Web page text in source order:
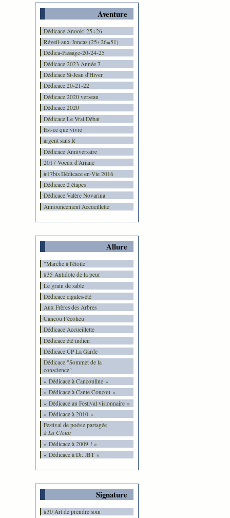
Aventure
Dédicace Anooki 25+26
Réveil-aux-Joncas (25+26=51)
Dédica-Passage-20-24-25
Dédicace 2023 Année 7
Dédicace St-Jean d'Hiver
Dédicace 20-21-22
Dédicace 2020 verseau
Dédicace 2020
Dédicace Le Vrai Débat
Est-ce que vivre
argent sans R
Dédicace Anniversaire
2017 Voeux d'Ariane
#17bis Dédicace en-Vie 2016
Dédicace 2 étapes
Dédicace Valère Novarina
Announcement Accueillette
Allure
"Marche à l'étoile"
#35 Antidote de la peur
Le grain de sable
Dédicace cigales-été
Aux Frères des Arbres
Cancou l’écolieu
Dédicace Accueillette
Dédicace été indien
Dédicace CP La Garde
Dédicace "Sommet de la
conscience"
« Dédicace à Cancouline »
« Dédicace à Cante Coucou »
« Dédicace au Festival visionnaire »
« Dédicace à 2010 »
Festival de poésie partagée
à La Ciotat
« Dédicace à 2009 ! »
« Dédicace à Dr. JBT »
Signature
#30 Art de prendre soin